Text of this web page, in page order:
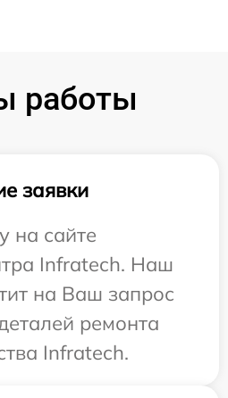
работы
заявки
на сайте
Infratech. Наш
на Ваш запрос
ремонта
Infratech.